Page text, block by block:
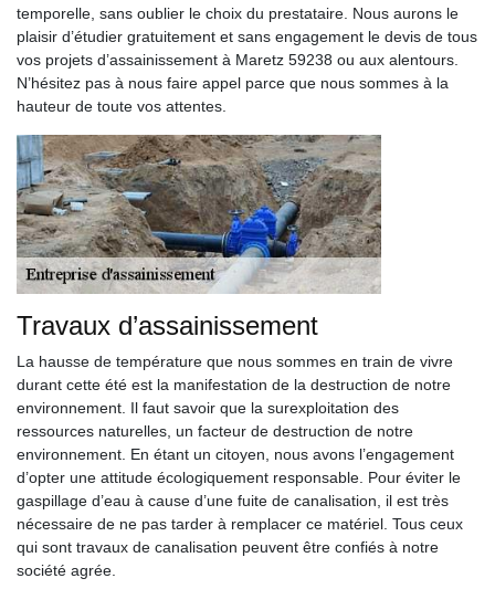
temporelle, sans oublier le choix du prestataire. Nous aurons le
plaisir d’étudier gratuitement et sans engagement le devis de tous
vos projets d’assainissement à Maretz 59238 ou aux alentours.
N’hésitez pas à nous faire appel parce que nous sommes à la
hauteur de toute vos attentes.
Travaux d’assainissement
La hausse de température que nous sommes en train de vivre
durant cette été est la manifestation de la destruction de notre
environnement. Il faut savoir que la surexploitation des
ressources naturelles, un facteur de destruction de notre
environnement. En étant un citoyen, nous avons l’engagement
d’opter une attitude écologiquement responsable. Pour éviter le
gaspillage d’eau à cause d’une fuite de canalisation, il est très
nécessaire de ne pas tarder à remplacer ce matériel. Tous ceux
qui sont travaux de canalisation peuvent être confiés à notre
société agrée.